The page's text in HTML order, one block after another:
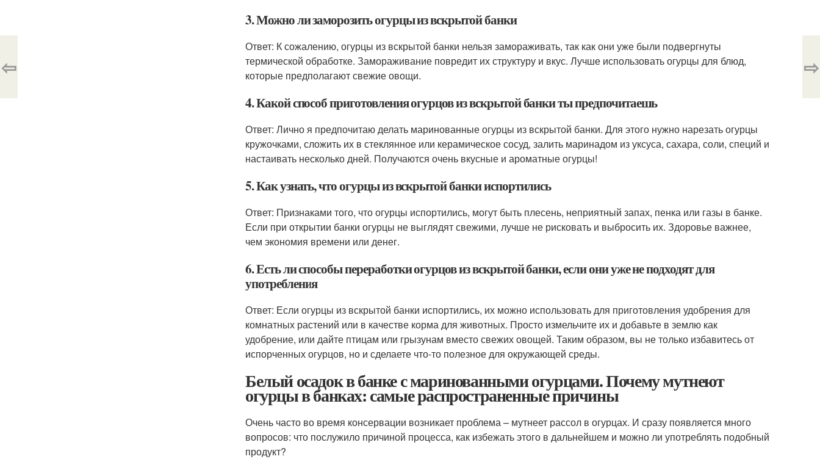
3. Можно ли заморозить огурцы из вскрытой банки
Ответ: К сожалению, огурцы из вскрытой банки нельзя замораживать, так как они уже были подвергнуты
термической обработке. Замораживание повредит их структуру и вкус. Лучше использовать огурцы для блюд,
которые предполагают свежие овощи.
4. Какой способ приготовления огурцов из вскрытой банки ты предпочитаешь
Ответ: Лично я предпочитаю делать маринованные огурцы из вскрытой банки. Для этого нужно нарезать огурцы
кружочками, сложить их в стеклянное или керамическое сосуд, залить маринадом из уксуса, сахара, соли, специй и
настаивать несколько дней. Получаются очень вкусные и ароматные огурцы!
5. Как узнать, что огурцы из вскрытой банки испортились
Ответ: Признаками того, что огурцы испортились, могут быть плесень, неприятный запах, пенка или газы в банке.
Если при открытии банки огурцы не выглядят свежими, лучше не рисковать и выбросить их. Здоровье важнее,
чем экономия времени или денег.
6. Есть ли способы переработки огурцов из вскрытой банки, если они уже не подходят для
употребления
Ответ: Если огурцы из вскрытой банки испортились, их можно использовать для приготовления удобрения для
комнатных растений или в качестве корма для животных. Просто измельчите их и добавьте в землю как
удобрение, или дайте птицам или грызунам вместо свежих овощей. Таким образом, вы не только избавитесь от
испорченных огурцов, но и сделаете что-то полезное для окружающей среды.
Белый осадок в банке с маринованными огурцами. Почему мутнеют
огурцы в банках: самые распространенные причины
Очень часто во время консервации возникает проблема – мутнеет рассол в огурцах. И сразу появляется много
вопросов: что послужило причиной процесса, как избежать этого в дальнейшем и можно ли употреблять подобный
продукт?
⇦ ⇨